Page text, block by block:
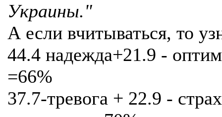
Украины."
А если вчитываться, то
44.4 надежда+21.9 -
=66%
37.7-тревога + 22.9 -